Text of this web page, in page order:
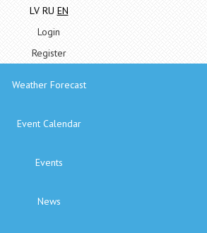
LV RU EN
Login
Register
Weather Forecast
Event Calendar
Events
News